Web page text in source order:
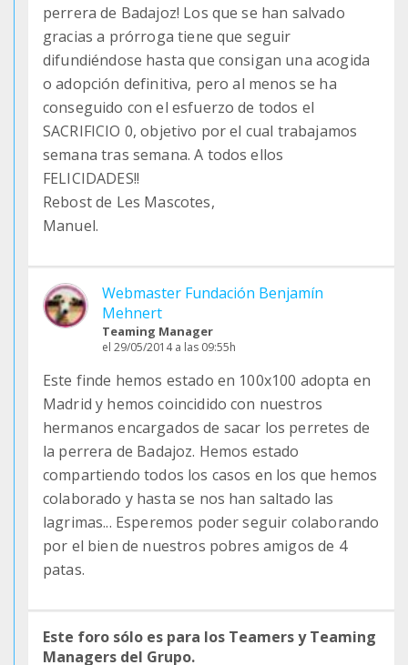
perrera de Badajoz! Los que se han salvado
gracias a prórroga tiene que seguir
difundiéndose hasta que consigan una acogida
o adopción definitiva, pero al menos se ha
conseguido con el esfuerzo de todos el
SACRIFICIO 0, objetivo por el cual trabajamos
semana tras semana. A todos ellos
FELICIDADES!!
Rebost de Les Mascotes,
Manuel.
Webmaster Fundación Benjamín
Mehnert
Teaming Manager
el 29/05/2014 a las 09:55h
Este finde hemos estado en 100x100 adopta en
Madrid y hemos coincidido con nuestros
hermanos encargados de sacar los perretes de
la perrera de Badajoz. Hemos estado
compartiendo todos los casos en los que hemos
colaborado y hasta se nos han saltado las
lagrimas... Esperemos poder seguir colaborando
por el bien de nuestros pobres amigos de 4
patas.
Este foro sólo es para los Teamers y Teaming
Managers del Grupo.